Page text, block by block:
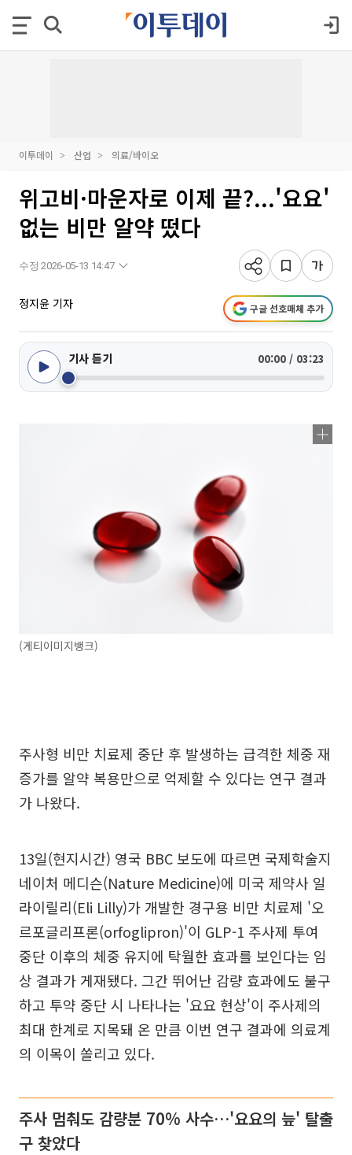
이투데이 산업 의료/바이오
위고비·마운자로 이제 끝?...'요요'
없는 비만 알약 떴다
수정 2026-05-13 14:47
정지윤 기자 구글 선호매체 추가
기사 듣기 00:00 / 03:23
(게티이미지뱅크)
주사형 비만 치료제 중단 후 발생하는 급격한 체중 재
증가를 알약 복용만으로 억제할 수 있다는 연구 결과
가 나왔다.
13일(현지시간) 영국 BBC 보도에 따르면 국제학술지
네이처 메디슨(Nature Medicine)에 미국 제약사 일
라이릴리(Eli Lilly)가 개발한 경구용 비만 치료제 '오
르포글리프론(orfoglipron)'이 GLP-1 주사제 투여
중단 이후의 체중 유지에 탁월한 효과를 보인다는 임
상 결과가 게재됐다. 그간 뛰어난 감량 효과에도 불구
하고 투약 중단 시 나타나는 '요요 현상'이 주사제의
최대 한계로 지목돼 온 만큼 이번 연구 결과에 의료계
의 이목이 쏠리고 있다.
주사 멈춰도 감량분 70% 사수…'요요의 늪' 탈출
구 찾았다